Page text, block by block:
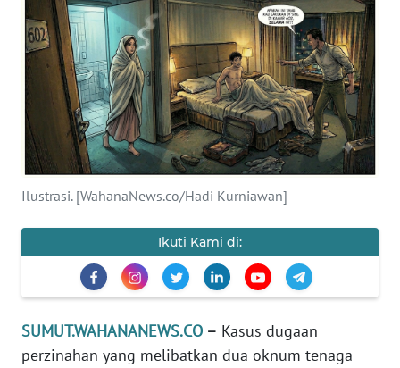
Ilustrasi. [WahanaNews.co/Hadi Kurniawan]
Ikuti Kami di:
SUMUT.WAHANANEWS.CO – Kasus dugaan
perzinahan yang melibatkan dua oknum tenaga
OPINI
HUKRIM
PERISTIWA
Informasi
KAMI
INFO